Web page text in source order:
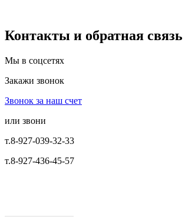
Контакты и обратная связь
Мы в соцсетях
Закажи звонок
Звонок за наш счет
или звони
т.8-927-039-32-33
т.8-927-436-45-57